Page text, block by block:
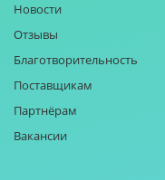
Новости
Отзывы
Благотворительность
Поставщикам
Партнёрам
Вакансии